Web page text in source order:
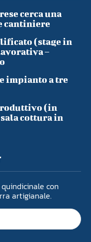
cerca una
cantiniere
(stage in
–
impianto a tre
(in
cottura in
con
artigianale.